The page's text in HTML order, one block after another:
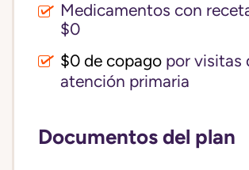
Medicamentos con
$0
$0 de copago por visitas
atención primaria
Documentos del plan